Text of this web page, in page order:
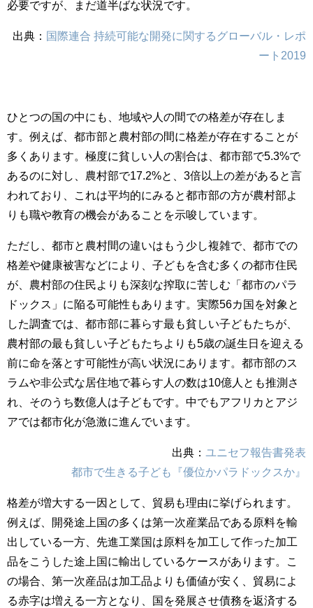
必要ですが、まだ道半ばな状況です。
出典： 国際連合 持続可能な開発に関するグローバル・レポ
ート2019
ひとつの国の中にも、地域や人の間での格差が存在しま
す。例えば、都市部と農村部の間に格差が存在することが
多くあります。極度に貧しい人の割合は、都市部で5.3%で
あるのに対し、農村部で17.2%と、3倍以上の差があると言
われており、これは平均的にみると都市部の方が農村部よ
りも職や教育の機会があることを示唆しています。
ただし、都市と農村間の違いはもう少し複雑で、都市での
格差や健康被害などにより、子どもを含む多くの都市住民
が、農村部の住民よりも深刻な搾取に苦しむ「都市のパラ
ドックス」に陥る可能性もあります。実際56カ国を対象と
した調査では、都市部に暮らす最も貧しい子どもたちが、
農村部の最も貧しい子どもたちよりも5歳の誕生日を迎える
前に命を落とす可能性が高い状況にあります。都市部のス
ラムや非公式な居住地で暮らす人の数は10億人とも推測さ
れ、そのうち数億人は子どもです。中でもアフリカとアジ
アでは都市化が急激に進んでいます。
出典：
ユニセフ報告書発表
都市で生きる子ども『優位かパラドックスか』
格差が増大する一因として、貿易も理由に挙げられます。
例えば、開発途上国の多くは第一次産業品である原料を輸
出している一方、先進工業国は原料を加工して作った加工
品をこうした途上国に輸出しているケースがあります。こ
の場合、第一次産品は加工品よりも価値が安く、貿易によ
る赤字は増える一方となり、国を発展させ債務を返済する